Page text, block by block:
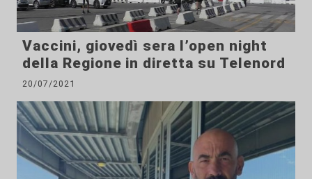
Vaccini, giovedì sera l’open night
della Regione in diretta su Telenord
20/07/2021